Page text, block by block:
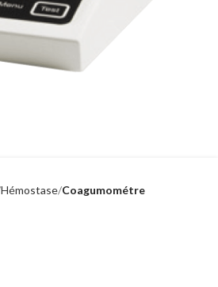
Hémostase Coagumométre